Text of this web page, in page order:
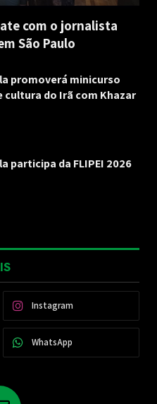
com o jornalista
São Paulo
promoverá minicurso
cultura do Irã com Khazar
participa da FLIPEI 2026
Instagram
WhatsApp